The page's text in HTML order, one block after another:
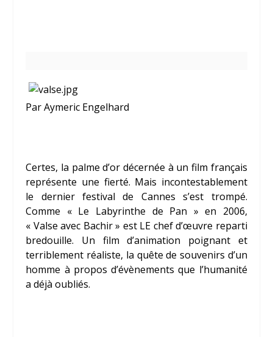
Par Aymeric Engelhard
Certes, la palme d’or décernée à un film français
représente une fierté. Mais incontestablement
le dernier festival de Cannes s’est trompé.
Comme « Le Labyrinthe de Pan » en 2006,
« Valse avec Bachir » est LE chef d’œuvre reparti
bredouille. Un film d’animation poignant et
terriblement réaliste, la quête de souvenirs d’un
homme à propos d’évènements que l’humanité
a déjà oubliés.